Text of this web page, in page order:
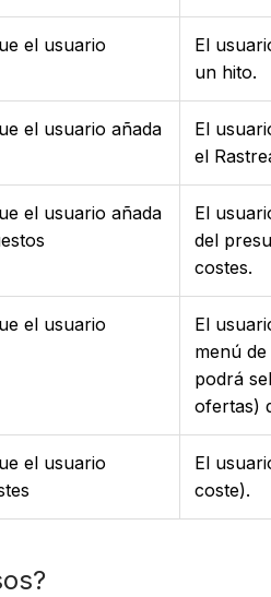
el usuario
El
un hito.
el usuario añada
El
el
el usuario añada
El
del
costes.
el usuario
El
menú
podrá
ofertas)
el usuario
El
coste).